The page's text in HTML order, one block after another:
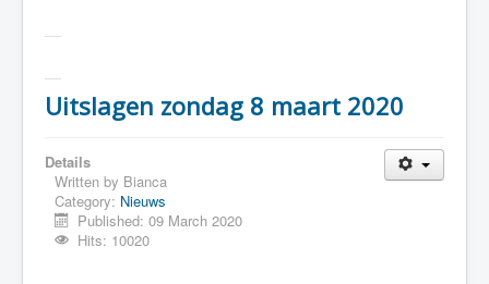
Uitslagen zondag 8 maart 2020
Details
Written by Bianca
Category: Nieuws
Published: 09 March 2020
Hits: 10020